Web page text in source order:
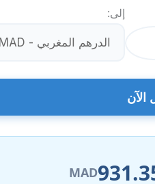
إلى:
الآن
MAD